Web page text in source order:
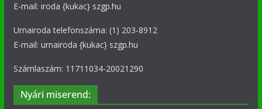
E-mail: iroda {kukac} szgp.hu
Urnairoda telefonszáma: (1) 203-8912
E-mail: urnairoda {kukac} szgp.hu
Számlaszám: 11711034-20021290
Nyári miserend: